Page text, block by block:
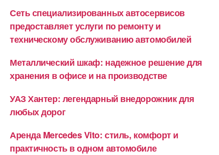
Сеть специализированных автосервисов
предоставляет услуги по ремонту и
техническому обслуживанию автомобилей
Металлический шкаф: надежное решение для
хранения в офисе и на производстве
УАЗ Хантер: легендарный внедорожник для
любых дорог
Аренда Mercedes Vito: стиль, комфорт и
практичность в одном автомобиле